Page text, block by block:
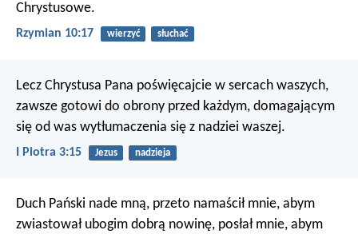
Chrystusowe.
Rzymian 10:17 wierzyć słuchać
Lecz Chrystusa Pana poświęcajcie w sercach waszych,
zawsze gotowi do obrony przed każdym, domagającym
się od was wytłumaczenia się z nadziei waszej.
I Piotra 3:15 Jezus nadzieja
Duch Pański nade mną, przeto namaścił mnie, abym
zwiastował ubogim dobrą nowinę, posłał mnie, abym